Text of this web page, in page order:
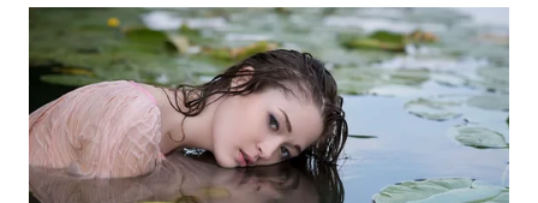
WN
KALTARA
WN
KALSEL
WN